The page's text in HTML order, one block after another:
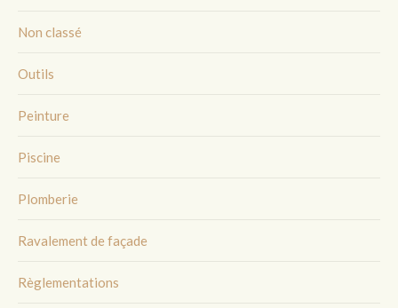
Non classé
Outils
Peinture
Piscine
Plomberie
Ravalement de façade
Règlementations